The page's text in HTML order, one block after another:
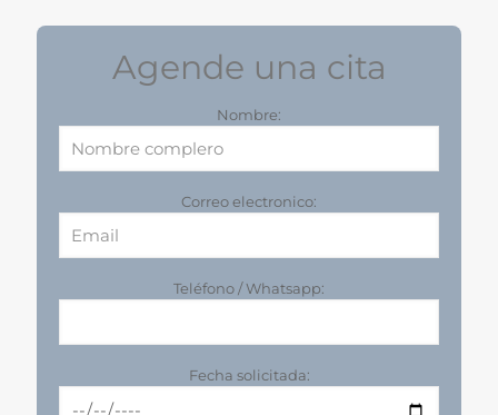
Agende una cita
Nombre:
Correo electronico:
Teléfono / Whatsapp:
Fecha solicitada: